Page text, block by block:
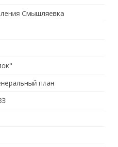
Смышляевка
план